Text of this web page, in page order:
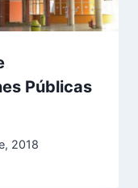
Públicas
2018